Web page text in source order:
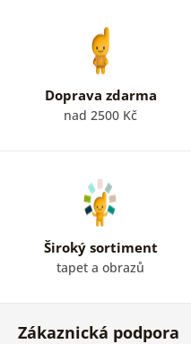
Doprava zdarma
nad 2500 Kč
Široký sortiment
tapet a obrazů
Zákaznická podpora